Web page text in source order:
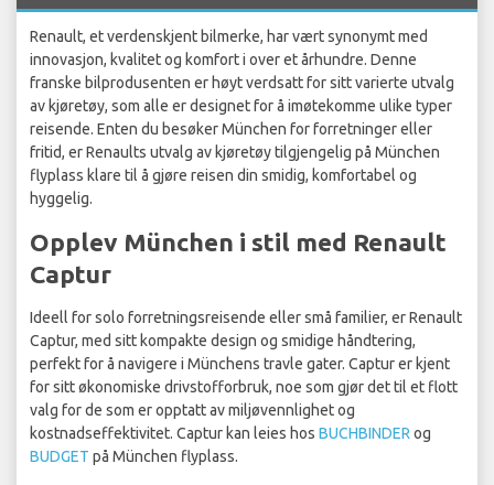
Renault, et verdenskjent bilmerke, har vært synonymt med
innovasjon, kvalitet og komfort i over et århundre. Denne
franske bilprodusenten er høyt verdsatt for sitt varierte utvalg
av kjøretøy, som alle er designet for å imøtekomme ulike typer
reisende. Enten du besøker München for forretninger eller
fritid, er Renaults utvalg av kjøretøy tilgjengelig på München
flyplass klare til å gjøre reisen din smidig, komfortabel og
hyggelig.
Opplev München i stil med Renault
Captur
Ideell for solo forretningsreisende eller små familier, er Renault
Captur, med sitt kompakte design og smidige håndtering,
perfekt for å navigere i Münchens travle gater. Captur er kjent
for sitt økonomiske drivstofforbruk, noe som gjør det til et flott
valg for de som er opptatt av miljøvennlighet og
kostnadseffektivitet. Captur kan leies hos BUCHBINDER og
BUDGET på München flyplass.